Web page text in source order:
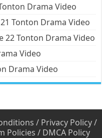
Drama Video
Tonton Drama Video
22 Tonton Drama Video
Video
Drama Video
/ Privacy Policy/
Policies / DMCA Policy